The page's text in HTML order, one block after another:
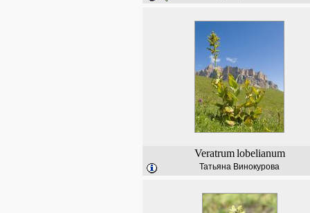
Veratrum lobelianum
Татьяна Винокурова